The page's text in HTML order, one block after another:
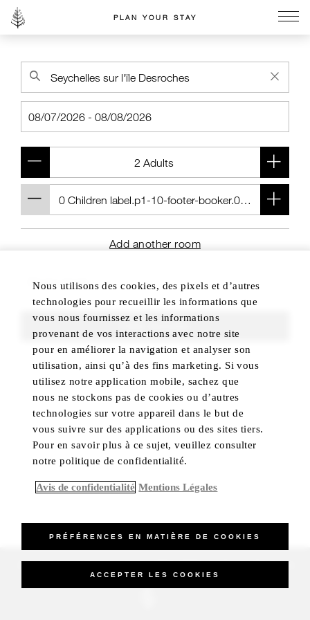
PLAN YOUR STAY
Add another room
_Four Seasons Hotels Limited 1997-2026. All Rights Reserved.
Nous utilisons des cookies, des pixels et d’autres
technologies pour recueillir les informations que
vous nous fournissez et les informations
provenant de vos interactions avec notre site
pour en améliorer la navigation et analyser son
utilisation, ainsi qu’à des fins marketing. Si vous
utilisez notre application mobile, sachez que
nous ne stockons pas de cookies ou d’autres
technologies sur votre appareil dans le but de
vous suivre sur des applications ou des sites tiers.
Pour en savoir plus à ce sujet, veuillez consulter
notre politique de confidentialité.
Avis de confidentialité Mentions Légales
PRÉFÉRENCES EN MATIÈRE DE COOKIES
ACCEPTER LES COOKIES